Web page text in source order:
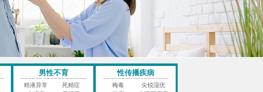
男性不育
精液异常
死精症
性传播疾病
梅毒
尖锐湿疣